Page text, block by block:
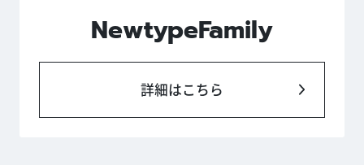
NewtypeFamily
詳細はこちら